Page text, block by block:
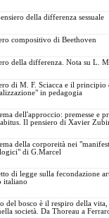
della differenza sessuale
compositivo di Beethoven
della differenza. Nota su L.
di M. F. Sciacca e il principio
in pedagogia
dell'approccio: premesse e
Il pensiero di Xavier
della corporeità nei
di G.Marcel
di legge sulla fecondazione
italiano
del bosco è il respiro della
società. Da Thoreau a